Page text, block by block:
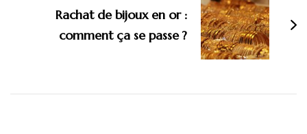
Rachat de bijoux en or :
comment ça se passe ?